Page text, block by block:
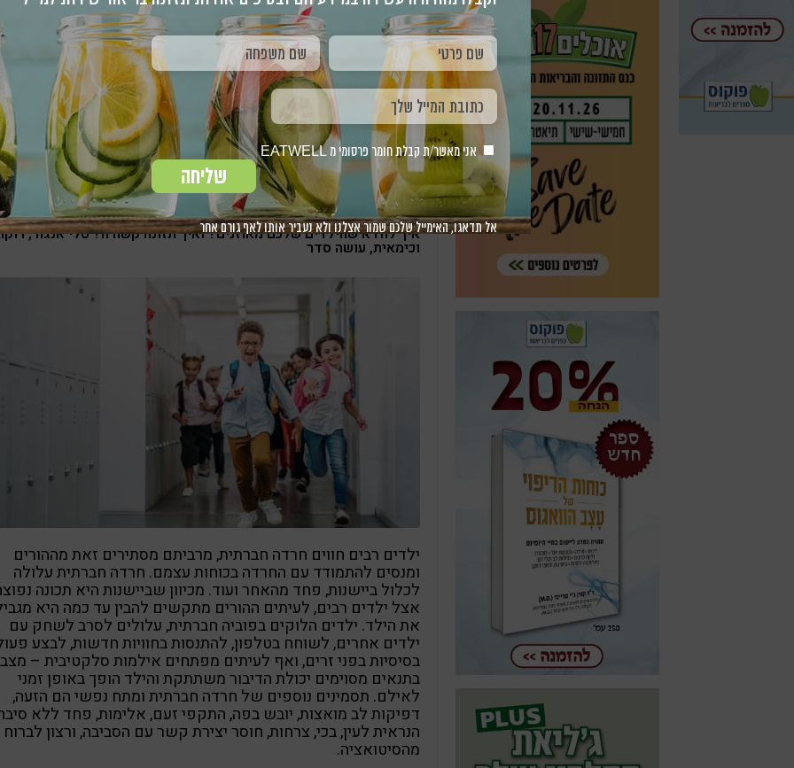
טיפול תזונתי כדרך התמודדות עם
חרדה חברתית
מאת: טלי אנגור, רוקחת וכימאית - טלי אנגור
איך לוודא שהילדים שלכם מאוזנים? ואיך תזונה קשורה? טלי אנגור,
וכימאית, עושה סדר
ילדים רבים חווים חרדה חברתית, מרביתם מסתירים זאת מההורים
ומנסים להתמודד עם החרדה בכוחות עצמם. חרדה חברתית עלולה
לכלול ביישנות, פחד מהאחר ועוד. מכיוון שביישנות היא תכונה
אצל ילדים רבים, לעיתים ההורים מתקשים להבין עד כמה היא
את הילד. ילדים הלוקים בפוביה חברתית, עלולים לסרב לשחק עם
ילדים אחרים, לשוחח בטלפון, להתנסות בחוויות חדשות, לבצע
בסיסיות בפני זרים, ואף לעיתים מפתחים אילמות סלקטיבית –
בתנאים מסוימים יכולת הדיבור משתתקת והילד הופך באופן זמני
לאילם. תסמינים נוספים של חרדה חברתית ומתח נפשי הם הזעה,
דפיקות לב מואצות, יובש בפה, התקפי זעם, אלימות, פחד ללא
הנראית לעין, בכי, צרחות, חוסר יצירת קשר עם הסביבה, ורצון לברוח
מהסיטואציה.
אני מאשר/ת קבלת חומר פרסומי מ EATWELL
שליחה
אל תדאגו, האימייל שלכם שמור אצלנו ולא נעביר אותו לאף גורם אחר